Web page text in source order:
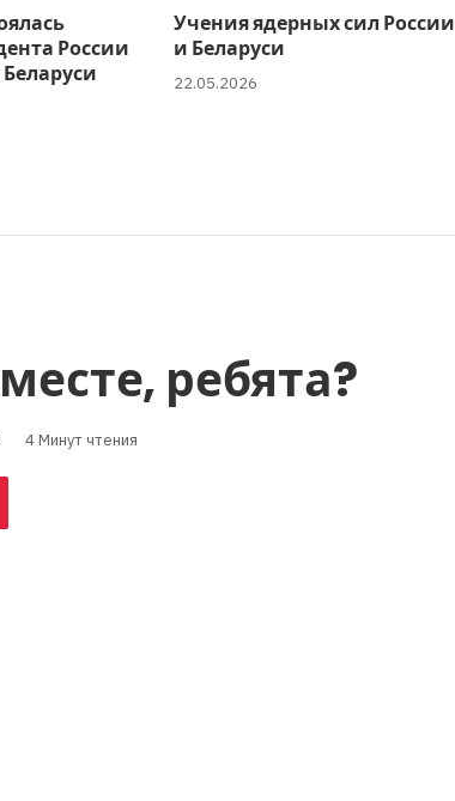
России
Учения ядерных сил России
и Беларуси
22.05.2026
ребята?
4 Минут чтения